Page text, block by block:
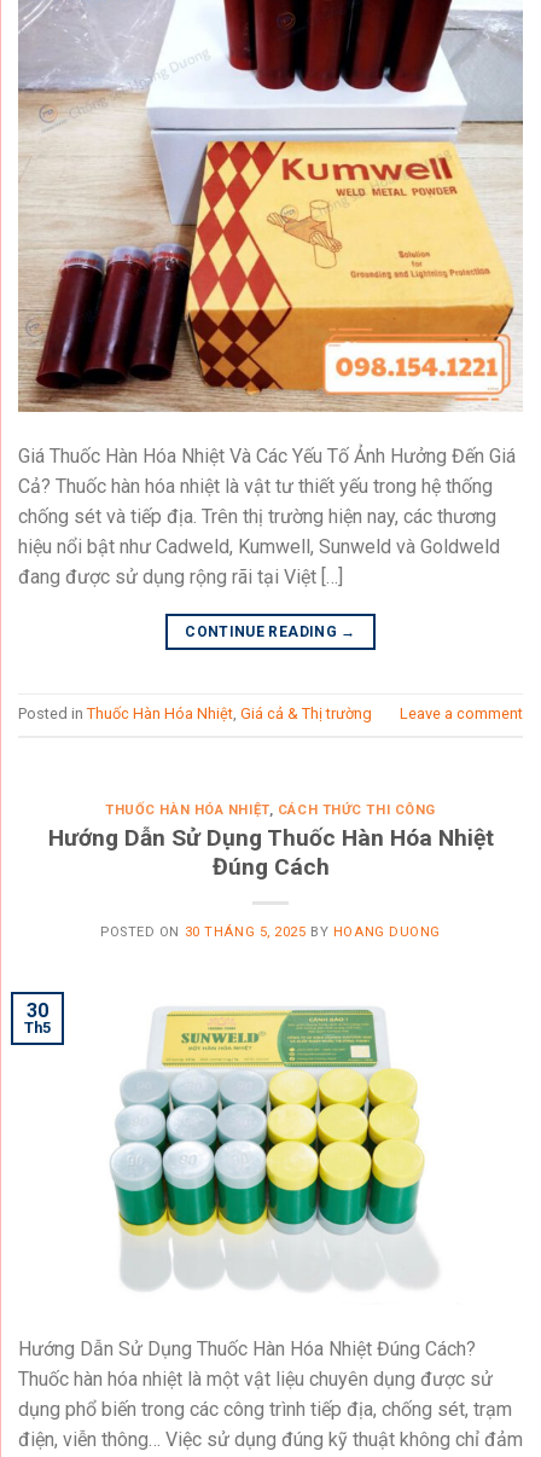
Giá Thuốc Hàn Hóa Nhiệt Và Các Yếu Tố Ảnh Hưởng Đến Giá
Cả? Thuốc hàn hóa nhiệt là vật tư thiết yếu trong hệ thống
chống sét và tiếp địa. Trên thị trường hiện nay, các thương
hiệu nổi bật như Cadweld, Kumwell, Sunweld và Goldweld
đang được sử dụng rộng rãi tại Việt […]
CONTINUE READING →
Posted in Thuốc Hàn Hóa Nhiệt, Giá cả & Thị trường Leave a comment
THUỐC HÀN HÓA NHIỆT, CÁCH THỨC THI CÔNG
Hướng Dẫn Sử Dụng Thuốc Hàn Hóa Nhiệt
Đúng Cách
POSTED ON 30 THÁNG 5, 2025 BY HOANG DUONG
30
Th5
Hướng Dẫn Sử Dụng Thuốc Hàn Hóa Nhiệt Đúng Cách?
Thuốc hàn hóa nhiệt là một vật liệu chuyên dụng được sử
dụng phổ biến trong các công trình tiếp địa, chống sét, trạm
điện, viễn thông… Việc sử dụng đúng kỹ thuật không chỉ đảm